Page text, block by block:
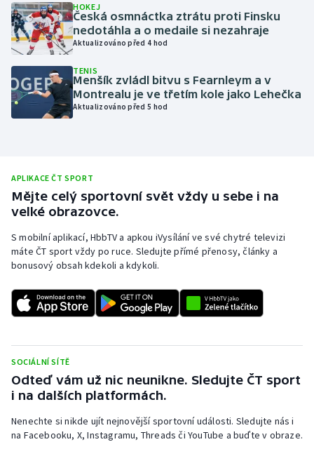
Motorsport
Olympijské hry
Parasport
Plavání
Rychlostní kanoistika
Short track
Stolní tenis
Triatlon
Veslování
HOKEJ
Česká osmnáctka ztrátu proti Finsku
nedotáhla a o medaile si nezahraje
Aktualizováno před 4 hod
TENIS
Menšík zvládl bitvu s Fearnleym a v
Montrealu je ve třetím kole jako Lehečka
Aktualizováno před 5 hod
APLIKACE ČT SPORT
Mějte celý sportovní svět vždy u sebe i na
velké obrazovce.
S mobilní aplikací, HbbTV a apkou iVysílání ve své chytré televizi
máte ČT sport vždy po ruce. Sledujte přímé přenosy, články a
bonusový obsah kdekoli a kdykoli.
SOCIÁLNÍ SÍTĚ
Odteď vám už nic neunikne. Sledujte ČT sport
i na dalších platformách.
Nenechte si nikde ujít nejnovější sportovní události. Sledujte nás i
na Facebooku, X, Instagramu, Threads či YouTube a buďte v obraze.